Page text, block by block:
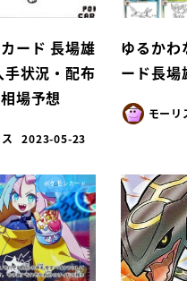
ード 長場雄
手状況・配布
場予想
2023-05-23
ゆるかわ
ード長場
モーリ
ポケモンカード